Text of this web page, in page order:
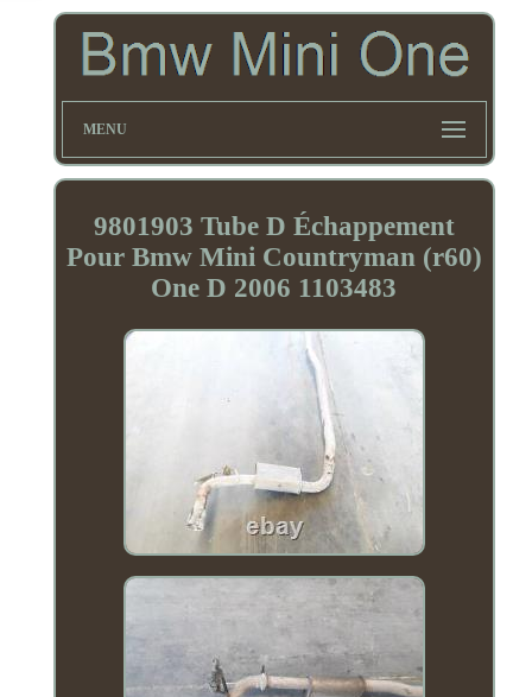
MENU
9801903 Tube D Échappement
Pour Bmw Mini Countryman (r60)
One D 2006 1103483